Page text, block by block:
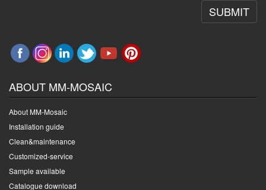
SUBMIT
ABOUT MM-MOSAIC
About MM-Mosaic
Installation guide
Clean&maintenance
Customized-service
Sample available
Catalogue download